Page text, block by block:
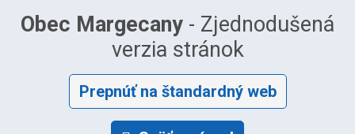
Obec Margecany - Zjednodušená
verzia stránok
Prepnúť na štandardný web